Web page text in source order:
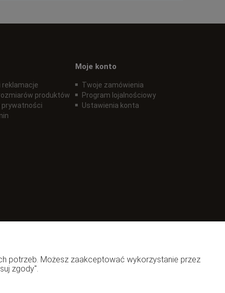
reklamacje
produktów
prywatności
Moje konto
Twoje zamówienia
Program lojalnościowy
Ustawienia konta
potrzeb. Możesz zaakceptować wykorzystanie przez
zgody".